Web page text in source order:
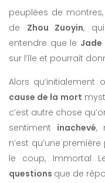
peuplées de montres,
de Zhou Zuoyin,
entendre que le Jade
sur l’île et pourrait
Alors qu’initialement
cause de la mort
c’est autre chose
sentiment inachevé,
n’est qu’une
le coup, Immortal
questions que de